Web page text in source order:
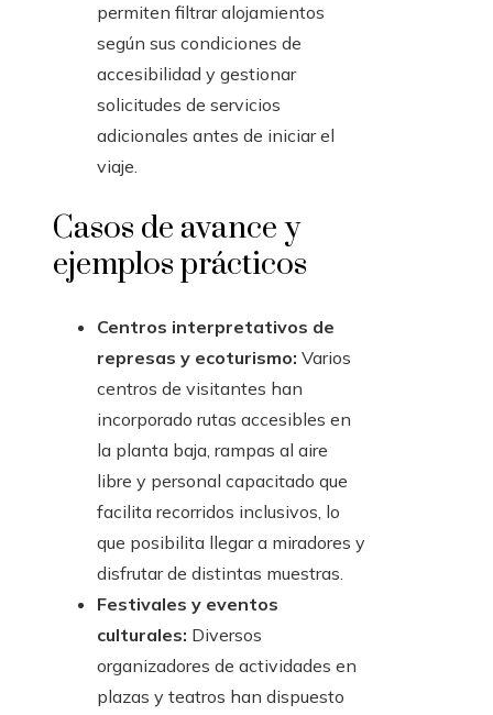
permiten filtrar alojamientos
según sus condiciones de
accesibilidad y gestionar
solicitudes de servicios
adicionales antes de iniciar el
viaje.
Casos de avance y
ejemplos prácticos
Centros interpretativos de
represas y ecoturismo: Varios
centros de visitantes han
incorporado rutas accesibles en
la planta baja, rampas al aire
libre y personal capacitado que
facilita recorridos inclusivos, lo
que posibilita llegar a miradores y
disfrutar de distintas muestras.
Festivales y eventos
culturales: Diversos
organizadores de actividades en
plazas y teatros han dispuesto